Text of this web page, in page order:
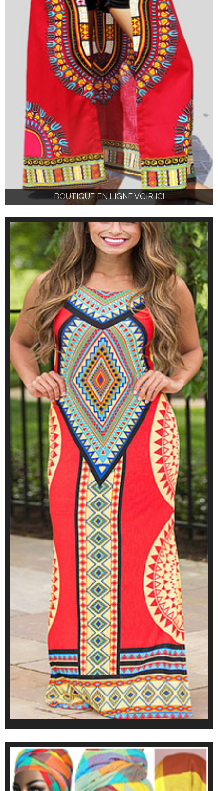
BOUTIQUE EN LIGNE VOIR ICI